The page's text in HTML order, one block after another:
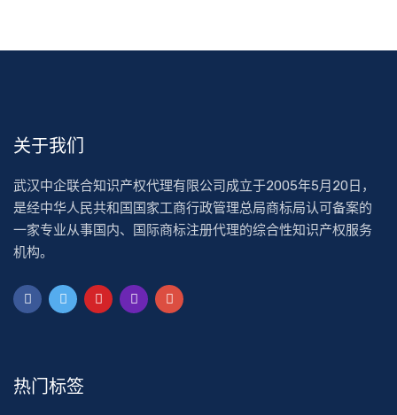
关于我们
武汉中企联合知识产权代理有限公司成立于2005年5月20日，
是经中华人民共和国国家工商行政管理总局商标局认可备案的
一家专业从事国内、国际商标注册代理的综合性知识产权服务
机构。
热门标签